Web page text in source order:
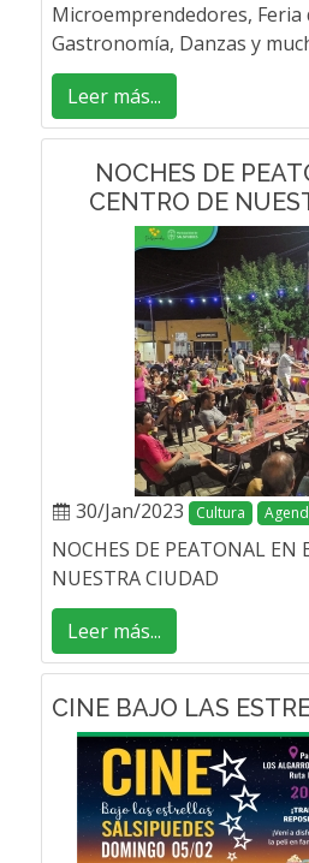
Microemprendedores, Feria
Gastronomía, Danzas y
Leer más...
NOCHES DE
CENTRO DE
30/Jan/2023 Cultura
NOCHES DE PEATONAL EN
NUESTRA CIUDAD
Leer más...
CINE BAJO LAS